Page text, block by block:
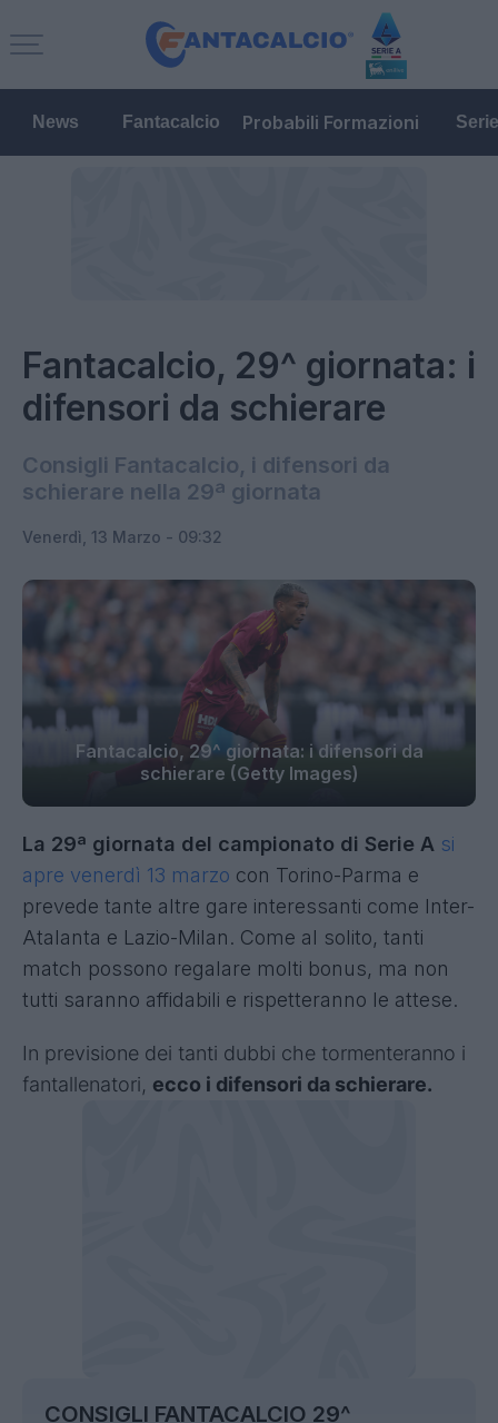
News Fantacalcio Probabili Formazioni
Fantacalcio, 29^ giornata: i
difensori da schierare
Consigli Fantacalcio, i difensori da
schierare nella 29ª giornata
Venerdì, 13 Marzo - 09:32
Fantacalcio, 29^ giornata: i difensori da
schierare (Getty Images)
La 29ª giornata del campionato di Serie A si
apre venerdì 13 marzo con Torino-Parma e
prevede tante altre gare interessanti come Inter-
Atalanta e Lazio-Milan. Come al solito, tanti
match possono regalare molti bonus, ma non
tutti saranno affidabili e rispetteranno le attese.
In previsione dei tanti dubbi che tormenteranno i
fantallenatori, ecco i difensori da schierare.
CONSIGLI FANTACALCIO 29^